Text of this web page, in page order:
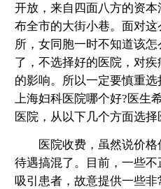
开放，来自四面八方的资
布全市的大街小巷。面对
所，女同胞一时不知道该
了，不选择好的医院，对
的影响。所以一定要慎重选
上海妇科医院哪个好?医生
医院，从以下几个方面选择
医院收费，虽然说价格
待遇搞混了。目前，一些
吸引患者，故意提供一些